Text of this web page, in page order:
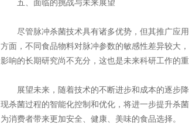
五、面临的挑战与未来展望
尽管脉冲杀菌技术具有诸多优势，但其推广应用
方面，不同食品物料对脉冲参数的敏感性差异较大
影响的长期研究尚不充分，这也是未来科研工作的重
展望未来，随着技术的不断进步和成本的逐步降
现杀菌过程的智能化控制和优化，将进一步提升杀
为消费者带来更加安全、健康、美味的食品选择。